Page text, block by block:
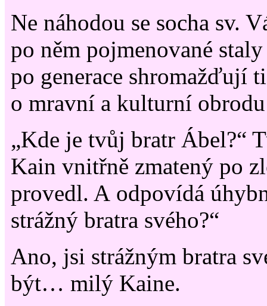
Ne náhodou se socha sv.
po něm pojmenované
po generace shromažďují
o mravní a kulturní
„Kde je tvůj bratr Ábel?“
Kain vnitřně zmatený po
provedl. A odpovídá
strážný bratra svého?“
Ano, jsi strážným bratra
být… milý Kaine.